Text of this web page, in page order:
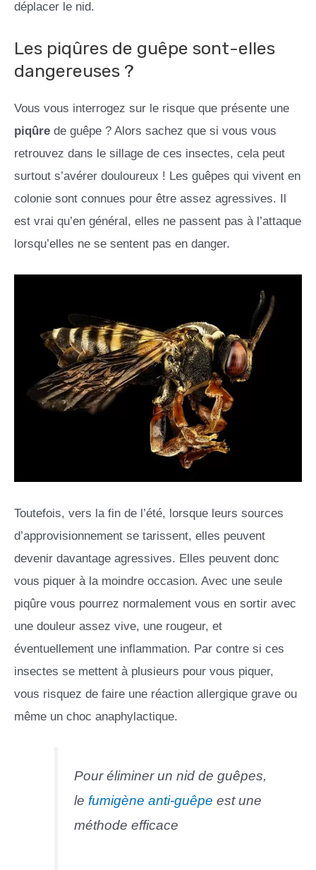
déplacer le nid.
Les piqûres de guêpe sont-elles
dangereuses ?
Vous vous interrogez sur le risque que présente une
piqûre de guêpe ? Alors sachez que si vous vous
retrouvez dans le sillage de ces insectes, cela peut
surtout s’avérer douloureux ! Les guêpes qui vivent en
colonie sont connues pour être assez agressives. Il
est vrai qu’en général, elles ne passent pas à l’attaque
lorsqu’elles ne se sentent pas en danger.
Toutefois, vers la fin de l’été, lorsque leurs sources
d’approvisionnement se tarissent, elles peuvent
devenir davantage agressives. Elles peuvent donc
vous piquer à la moindre occasion. Avec une seule
piqûre vous pourrez normalement vous en sortir avec
une douleur assez vive, une rougeur, et
éventuellement une inflammation. Par contre si ces
insectes se mettent à plusieurs pour vous piquer,
vous risquez de faire une réaction allergique grave ou
même un choc anaphylactique.
Pour éliminer un nid de guêpes,
lefumigène anti-guêpe est une
méthode efficace